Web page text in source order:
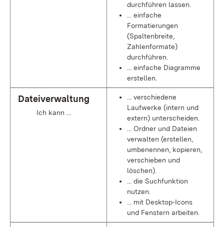
durchführen lassen.
... einfache
Formatierungen
(Spaltenbreite,
Zahlenformate)
durchführen.
... einfache Diagramme
erstellen.
Dateiverwaltung
Ich kann ...
... verschiedene
Laufwerke (intern und
extern) unterscheiden.
... Ordner und Dateien
verwalten (erstellen,
umbenennen, kopieren,
verschieben und
löschen).
... die Suchfunktion
nutzen.
... mit Desktop-Icons
und Fenstern arbeiten.